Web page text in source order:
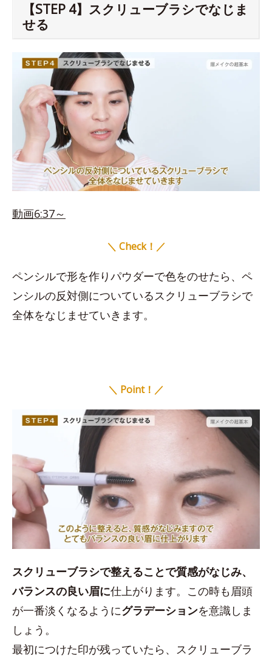
【STEP 4】スクリューブラシでなじま
せる
動画6:37～
＼ Check！／
ペンシルで形を作りパウダーで色をのせたら、ペ
ンシルの反対側についているスクリューブラシで
全体をなじませていきます。
＼ Point！／
スクリューブラシで整えることで質感がなじみ、
バランスの良い眉に仕上がります。この時も眉頭
が一番淡くなるようにグラデーションを意識しま
しょう。
最初につけた印が残っていたら、スクリューブラ